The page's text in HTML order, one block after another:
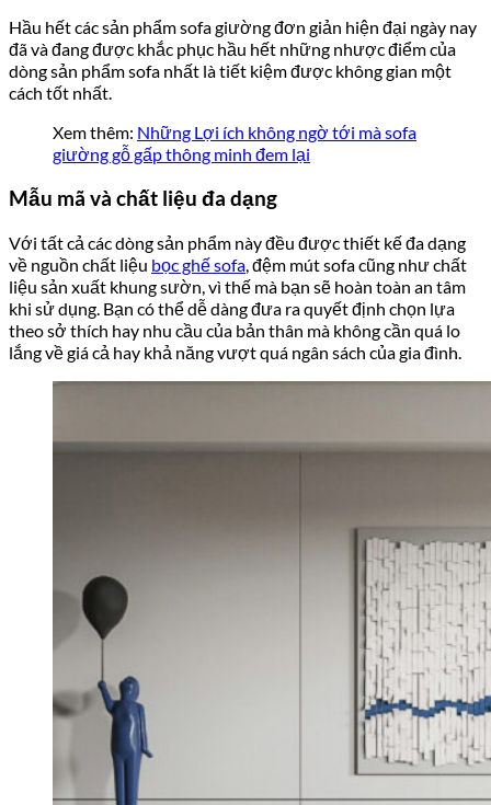
Hầu hết các sản phẩm sofa giường đơn giản hiện đại ngày nay
đã và đang được khắc phục hầu hết những nhược điểm của
dòng sản phẩm sofa nhất là tiết kiệm được không gian một
cách tốt nhất.
Xem thêm: Những Lợi ích không ngờ tới mà sofa
giường gỗ gấp thông minh đem lại
Mẫu mã và chất liệu đa dạng
Với tất cả các dòng sản phẩm này đều được thiết kế đa dạng
về nguồn chất liệu bọc ghế sofa , đệm mút sofa cũng như chất
liệu sản xuất khung sườn, vì thế mà bạn sẽ hoàn toàn an tâm
khi sử dụng. Bạn có thể dễ dàng đưa ra quyết định chọn lựa
theo sở thích hay nhu cầu của bản thân mà không cần quá lo
lắng về giá cả hay khả năng vượt quá ngân sách của gia đình.